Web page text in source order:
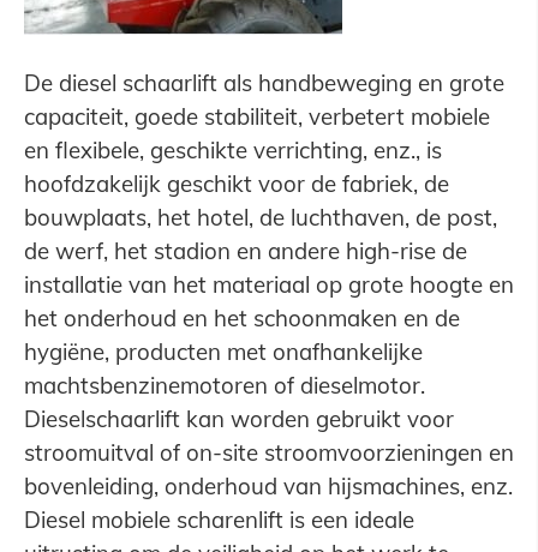
De diesel schaarlift als handbeweging en grote
capaciteit, goede stabiliteit, verbetert mobiele
en flexibele, geschikte verrichting, enz., is
hoofdzakelijk geschikt voor de fabriek, de
bouwplaats, het hotel, de luchthaven, de post,
de werf, het stadion en andere high-rise de
installatie van het materiaal op grote hoogte en
het onderhoud en het schoonmaken en de
hygiëne, producten met onafhankelijke
machtsbenzinemotoren of dieselmotor.
Dieselschaarlift kan worden gebruikt voor
stroomuitval of on-site stroomvoorzieningen en
bovenleiding, onderhoud van hijsmachines, enz.
Diesel mobiele scharenlift is een ideale